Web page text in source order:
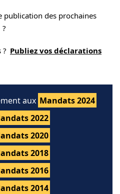
publication des prochaines
?
? Publiez vos déclarations
aux Mandats 2024
2022
2020
2018
2016
2014